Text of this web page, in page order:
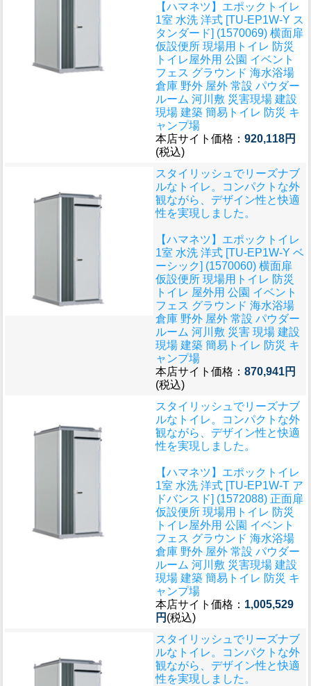
【ハマネツ】エポックトイレ
1室 水洗 洋式 [TU-EP1W-Y ス
タンダード] (1570069) 横面扉
仮設便所 現場用トイレ 防災
トイレ屋外用 公園 イベント
フェス グラウンド 海水浴場
倉庫 野外 屋外 常設 パウダー
ルーム 河川敷 災害現場 建設
現場 建築 簡易トイレ 防災 キ
ャンプ場
本店サイト価格： 920,118円
(税込)
スタイリッシュでリーズナブ
ルなトイレ。コンパクトな外
観ながら、デザイン性と快適
性を実現しました。
【ハマネツ】エポックトイレ
1室 水洗 洋式 [TU-EP1W-Y ベ
ーシック] (1570060) 横面扉
仮設便所 現場用トイレ 防災
トイレ 屋外用 公園 イベント
フェス グラウンド 海水浴場
倉庫 野外 屋外 常設 パウダー
ルーム 河川敷 災害 現場 建設
現場 建築 簡易トイレ 防災 キ
ャンプ場
本店サイト価格： 870,941円
(税込)
スタイリッシュでリーズナブ
ルなトイレ。コンパクトな外
観ながら、デザイン性と快適
性を実現しました。
【ハマネツ】エポックトイレ
1室 水洗 洋式 [TU-EP1W-T ア
ドバンスド] (1572088) 正面扉
仮設便所 現場用トイレ 防災
トイレ屋外用 公園 イベント
フェス グラウンド 海水浴場
倉庫 野外 屋外 常設 パウダー
ルーム 河川敷 災害現場 建設
現場 建築 簡易トイレ 防災 キ
ャンプ場
本店サイト価格： 1,005,529
円 (税込)
スタイリッシュでリーズナブ
ルなトイレ。コンパクトな外
観ながら、デザイン性と快適
性を実現しました。